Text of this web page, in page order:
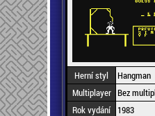
Herní styl
Hangman
Multiplayer Bez
Rok vydání
1983